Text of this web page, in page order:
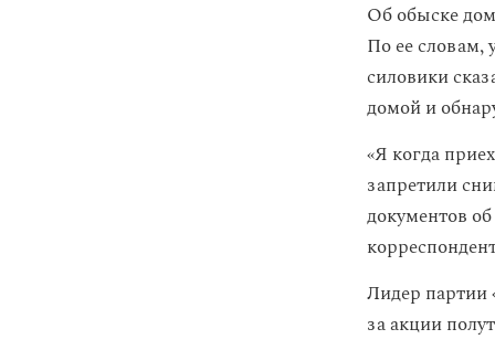
Об обыске
По ее словам,
силовики
домой и
«Я когда
запретили
документов
Лидер партии
за акции